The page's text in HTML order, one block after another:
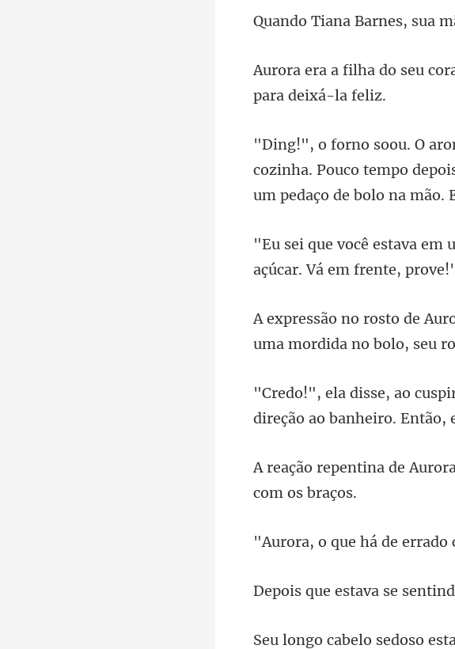
ua
cozinha. Pouco tempo
uma mordi
direção ao banheiro. E
rrado